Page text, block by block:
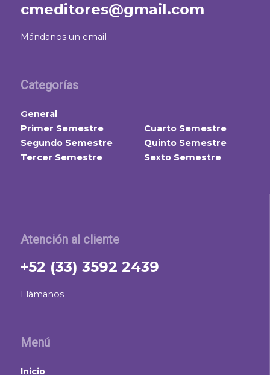
Atención al cliente
+52 (33) 3592 2439
Llámanos
Menú
Inicio
cmeditores@gmail.com
Mándanos un email
Categorías
General
Primer Semestre
Segundo Semestre
Tercer Semestre
Cuarto Semestre
Quinto Semestre
Sexto Semestre